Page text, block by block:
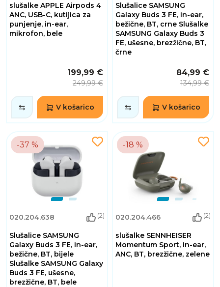
slušalke APPLE Airpods 4
ANC, USB-C, kutijica za
punjenje, in-ear,
mikrofon, bele
199,99 €
249,99 €
V košarico
Slušalice SAMSUNG
Galaxy Buds 3 FE, in-ear,
bežične, BT, crne Slušalke
SAMSUNG Galaxy Buds 3
FE, ušesne, brezžične, BT,
črne
84,99 €
134,99 €
V košarico
-37 %
020.204.638 (2)
Slušalice SAMSUNG
Galaxy Buds 3 FE, in-ear,
bežične, BT, bijele
Slušalke SAMSUNG Galaxy
Buds 3 FE, ušesne,
brezžične, BT, bele
-18 %
020.204.466 (2)
slušalke SENNHEISER
Momentum Sport, in-ear,
ANC, BT, brezžične, zelene